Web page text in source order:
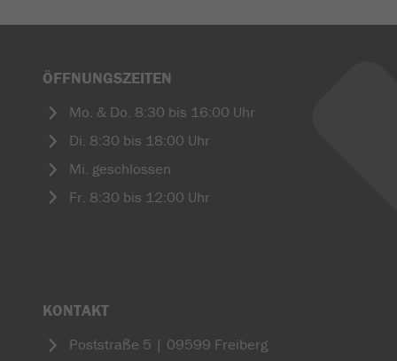
ÖFFNUNGSZEITEN
Mo. & Do. 8:30 bis 16:00 Uhr
Di. 8:30 bis 18:00 Uhr
Mi. geschlossen
Fr. 8:30 bis 12:00 Uhr
KONTAKT
Poststraße 5 | 09599 Freiberg